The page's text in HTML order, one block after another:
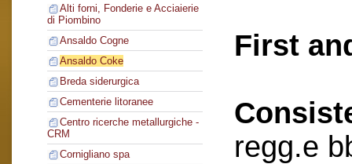
Alti forni, Fonderie e Acciaierie
di Piombino
Ansaldo Cogne
Ansaldo Coke
Breda siderurgica
Cementerie litoranee
Centro ricerche metallurgiche -
CRM
Cornigliano spa
First
regg.e